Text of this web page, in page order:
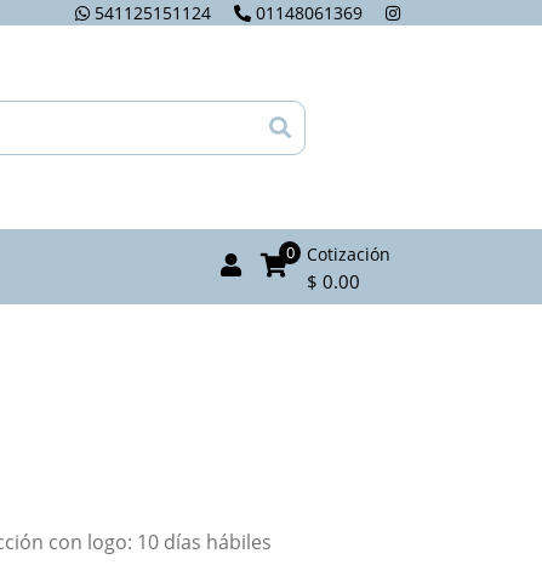
541125151124 01148061369
0 Cotización
$ 0.00
con logo: 10 días hábiles